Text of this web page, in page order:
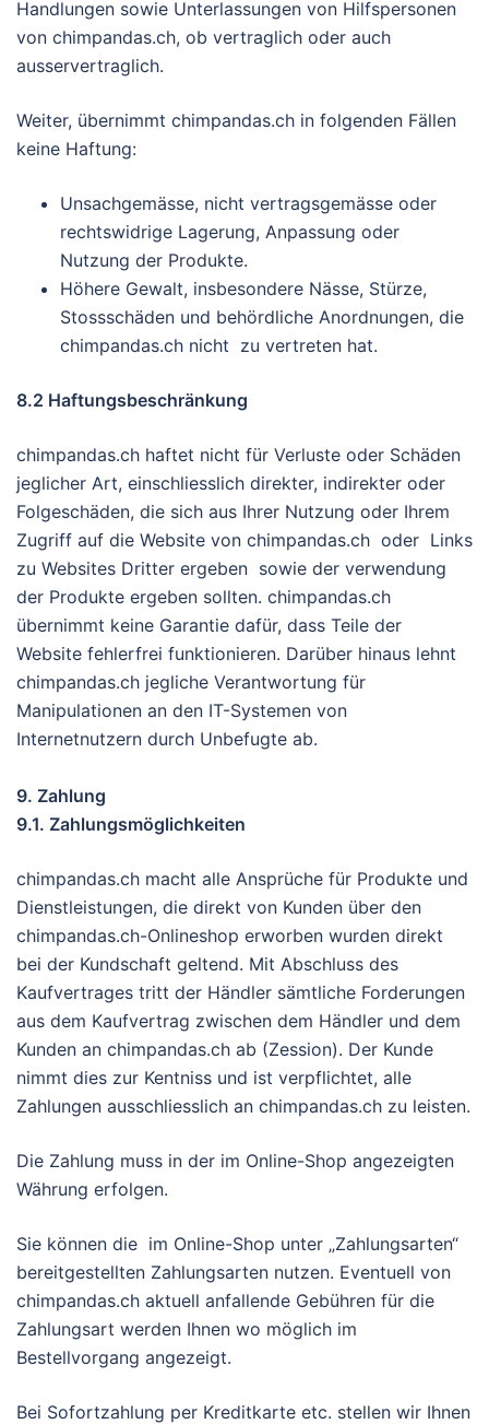
Handlungen sowie Unterlassungen von Hilfspersonen
von chimpandas.ch, ob vertraglich oder auch
ausservertraglich.
Weiter, übernimmt chimpandas.ch in folgenden Fällen
keine Haftung:
Unsachgemässe, nicht vertragsgemässe oder
rechtswidrige Lagerung, Anpassung oder
Nutzung der Produkte.
Höhere Gewalt, insbesondere Nässe, Stürze,
Stossschäden und behördliche Anordnungen, die
chimpandas.ch nicht zu vertreten hat.
8.2 Haftungsbeschränkung
chimpandas.ch haftet nicht für Verluste oder Schäden
jeglicher Art, einschliesslich direkter, indirekter oder
Folgeschäden, die sich aus Ihrer Nutzung oder Ihrem
Zugriff auf die Website von chimpandas.ch oder Links
zu Websites Dritter ergeben sowie der verwendung
der Produkte ergeben sollten. chimpandas.ch
übernimmt keine Garantie dafür, dass Teile der
Website fehlerfrei funktionieren. Darüber hinaus lehnt
chimpandas.ch jegliche Verantwortung für
Manipulationen an den IT-Systemen von
Internetnutzern durch Unbefugte ab.
9. Zahlung
9.1. Zahlungsmöglichkeiten
chimpandas.ch macht alle Ansprüche für Produkte und
Dienstleistungen, die direkt von Kunden über den
chimpandas.ch-Onlineshop erworben wurden direkt
bei der Kundschaft geltend. Mit Abschluss des
Kaufvertrages tritt der Händler sämtliche Forderungen
aus dem Kaufvertrag zwischen dem Händler und dem
Kunden an chimpandas.ch ab (Zession). Der Kunde
nimmt dies zur Kentniss und ist verpflichtet, alle
Zahlungen ausschliesslich an chimpandas.ch zu leisten.
Die Zahlung muss in der im Online-Shop angezeigten
Währung erfolgen.
Sie können die im Online-Shop unter „Zahlungsarten“
bereitgestellten Zahlungsarten nutzen. Eventuell von
chimpandas.ch aktuell anfallende Gebühren für die
Zahlungsart werden Ihnen wo möglich im
Bestellvorgang angezeigt.
Bei Sofortzahlung per Kreditkarte etc. stellen wir Ihnen